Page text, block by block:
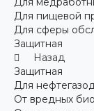
Для пищевой
Для сферы
Защитная
Назад
Защитная
Для
От вредных